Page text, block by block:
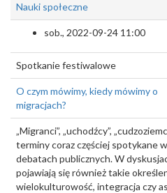
Nauki społeczne
sob., 2022-09-24 11:00
Spotkanie festiwalowe
O czym mówimy, kiedy mówimy o
migracjach?
„Migranci”, „uchodźcy”,
terminy coraz częściej spotykane w
debatach publicznych. W
pojawiają się również takie
wielokulturowość, integracja czy